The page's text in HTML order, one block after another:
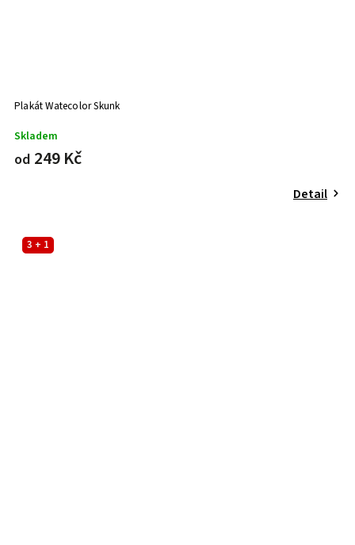
Plakát Watecolor Skunk
Skladem
od 249 Kč
Detail
3 + 1